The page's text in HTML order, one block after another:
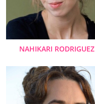
NAHIKARI RODRIGUEZ